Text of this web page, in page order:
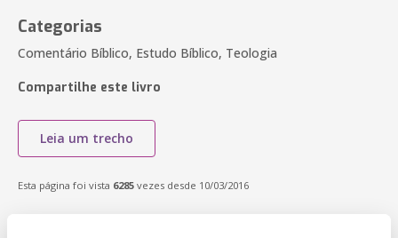
Categorias
Comentário Bíblico, Estudo Bíblico, Teologia
Compartilhe este livro
Leia um trecho
Esta página foi vista 6285 vezes desde 10/03/2016